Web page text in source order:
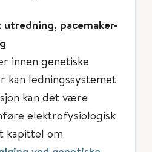
pacemaker-
innen genetiske
kan ledningssystemet
kan det være
elektrofysiologisk
kapittel om